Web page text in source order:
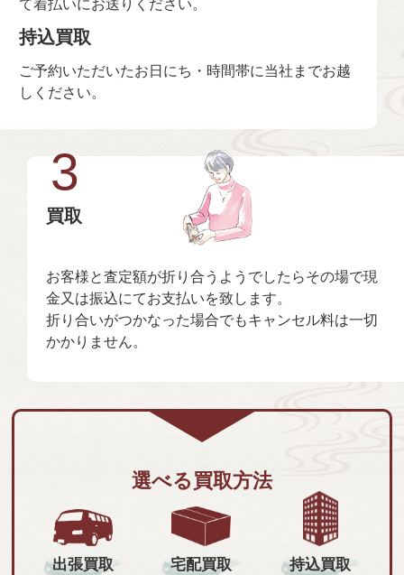
て着払いにお送りください。
持込買取
ご予約いただいたお日にち・時間帯に当社までお越
しください。
3
買取
お客様と査定額が折り合うようでしたらその場で現
金又は振込にてお支払いを致します。
折り合いがつかなった場合でもキャンセル料は一切
かかりません。
選べる買取方法
出張買取 宅配買取 持込買取